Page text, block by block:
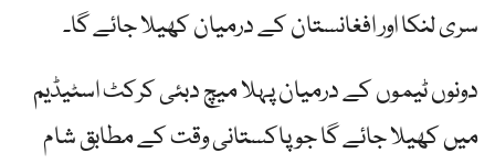
سری لنکا اور افغانستان کے درمیان کھیلا جائے گا۔
دونوں ٹیموں کے درمیان پہلا میچ دبئی کرکٹ اسٹیڈیم
میں کھیلا جائے گا جو پاکستانی وقت کے مطابق شام